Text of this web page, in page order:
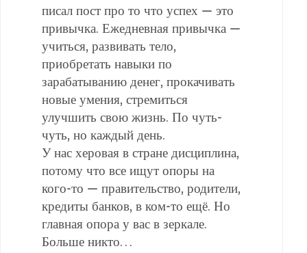
писал пост про то что успех — это
привычка. Ежедневная привычка —
учиться, развивать тело,
приобретать навыки по
зарабатыванию денег, прокачивать
новые умения, стремиться
улучшить свою жизнь. По чуть-
чуть, но каждый день.
У нас херовая в стране дисциплина,
потому что все ищут опоры на
кого-то — правительство, родители,
кредиты банков, в ком-то ещё. Но
главная опора у вас в зеркале.
Больше никто…